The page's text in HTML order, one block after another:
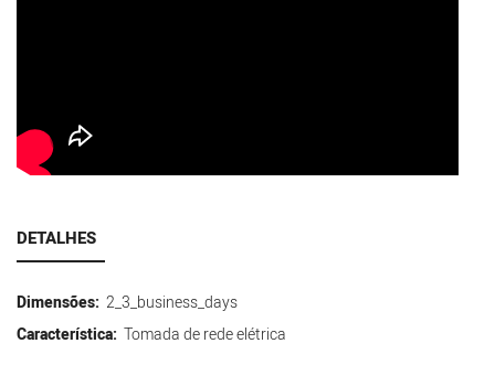
DETALHES
Dimensões: 2_3_business_days
Característica: Tomada de rede elétrica